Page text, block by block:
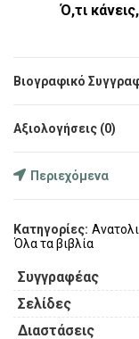
Ό,τι
Βιογραφικό
Αξιολογήσεις (0)
Περιεχόμενα
Κατηγορίες:
Όλα τα βιβλία
Συγγραφέας
Σελίδες
Διαστάσεις